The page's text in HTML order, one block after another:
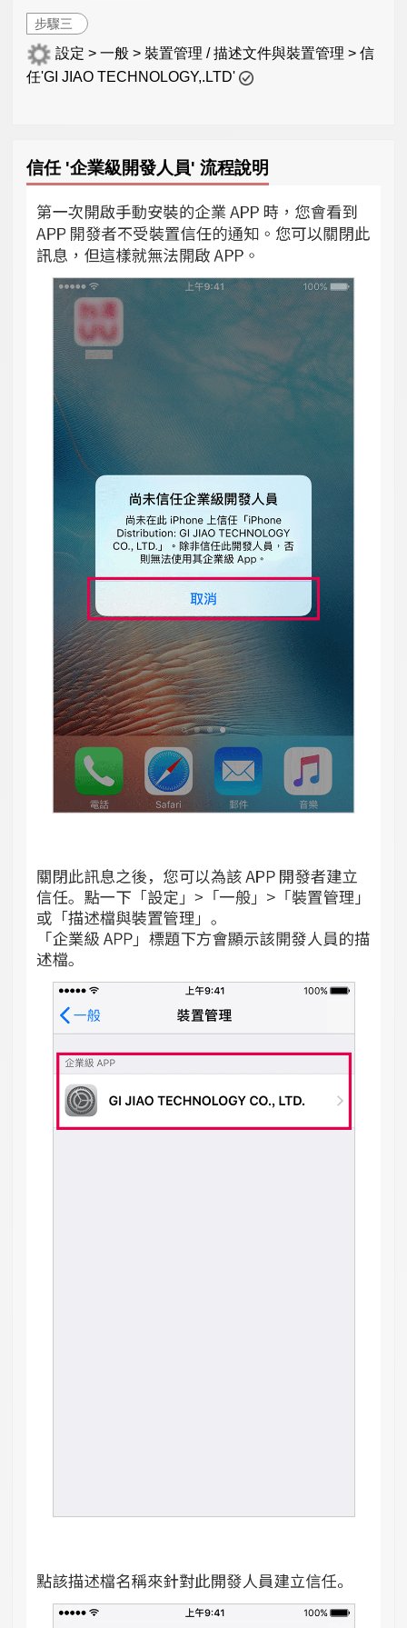
步驟三
設定 > 一般 > 裝置管理 / 描述文件與裝置管理 > 信
任'GI JIAO TECHNOLOGY,.LTD'
信任 '企業級開發人員' 流程說明